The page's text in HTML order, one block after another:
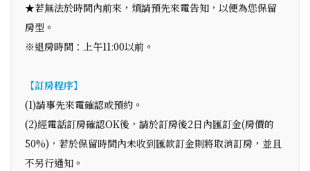
★若無法於時間內前來，煩請預先來電告知，以便為您保留
房型。
※退房時間：上午11:00以前。
【訂房程序】
(1)請事先來電確認或預約。
(2)經電話訂房確認OK後，請於訂房後2日內匯訂金(房價的
50%)，若於保留時間內未收到匯款訂金則將取消訂房，並且
不另行通知。